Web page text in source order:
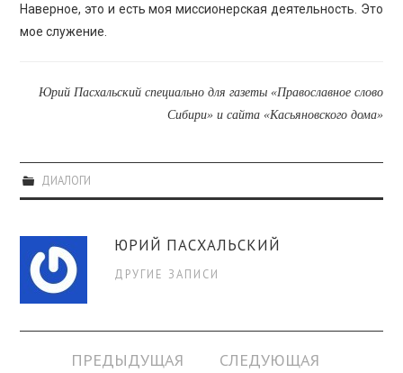
Наверное, это и есть моя миссионерская деятельность. Это
мое служение.
Юрий Пасхальский специально для газеты «Православное слово
Сибири» и сайта «Касьяновского дома»
ДИАЛОГИ
ЮРИЙ ПАСХАЛЬСКИЙ
ДРУГИЕ ЗАПИСИ
Навигация
ПРЕДЫДУЩАЯ
СЛЕДУЮЩАЯ